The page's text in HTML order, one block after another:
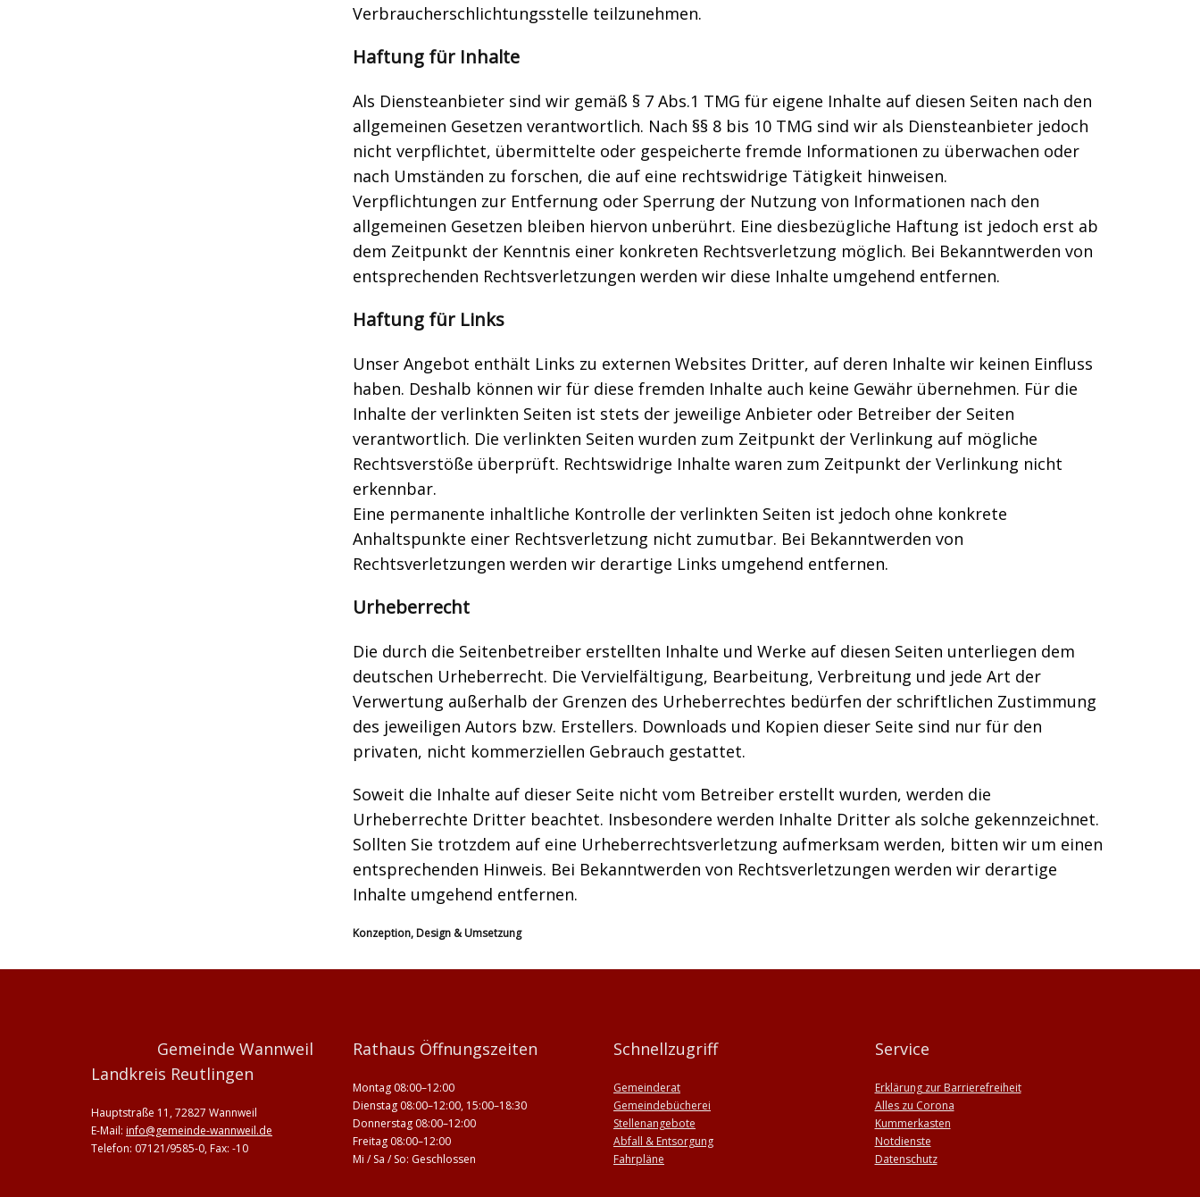
Verbraucherschlichtungsstelle teilzunehmen.
Haftung für Inhalte
Als Diensteanbieter sind wir gemäß § 7 Abs.1 TMG für eigene Inhalte auf diesen Seiten nach den
allgemeinen Gesetzen verantwortlich. Nach §§ 8 bis 10 TMG sind wir als Diensteanbieter jedoch
nicht verpflichtet, übermittelte oder gespeicherte fremde Informationen zu überwachen oder
nach Umständen zu forschen, die auf eine rechtswidrige Tätigkeit hinweisen.
Verpflichtungen zur Entfernung oder Sperrung der Nutzung von Informationen nach den
allgemeinen Gesetzen bleiben hiervon unberührt. Eine diesbezügliche Haftung ist jedoch erst ab
dem Zeitpunkt der Kenntnis einer konkreten Rechtsverletzung möglich. Bei Bekanntwerden von
entsprechenden Rechtsverletzungen werden wir diese Inhalte umgehend entfernen.
Haftung für Links
Unser Angebot enthält Links zu externen Websites Dritter, auf deren Inhalte wir keinen Einfluss
haben. Deshalb können wir für diese fremden Inhalte auch keine Gewähr übernehmen. Für die
Inhalte der verlinkten Seiten ist stets der jeweilige Anbieter oder Betreiber der Seiten
verantwortlich. Die verlinkten Seiten wurden zum Zeitpunkt der Verlinkung auf mögliche
Rechtsverstöße überprüft. Rechtswidrige Inhalte waren zum Zeitpunkt der Verlinkung nicht
erkennbar.
Eine permanente inhaltliche Kontrolle der verlinkten Seiten ist jedoch ohne konkrete
Anhaltspunkte einer Rechtsverletzung nicht zumutbar. Bei Bekanntwerden von
Rechtsverletzungen werden wir derartige Links umgehend entfernen.
Urheberrecht
Die durch die Seitenbetreiber erstellten Inhalte und Werke auf diesen Seiten unterliegen dem
deutschen Urheberrecht. Die Vervielfältigung, Bearbeitung, Verbreitung und jede Art der
Verwertung außerhalb der Grenzen des Urheberrechtes bedürfen der schriftlichen Zustimmung
des jeweiligen Autors bzw. Erstellers. Downloads und Kopien dieser Seite sind nur für den
privaten, nicht kommerziellen Gebrauch gestattet.
Soweit die Inhalte auf dieser Seite nicht vom Betreiber erstellt wurden, werden die
Urheberrechte Dritter beachtet. Insbesondere werden Inhalte Dritter als solche gekennzeichnet.
Sollten Sie trotzdem auf eine Urheberrechtsverletzung aufmerksam werden, bitten wir um einen
entsprechenden Hinweis. Bei Bekanntwerden von Rechtsverletzungen werden wir derartige
Inhalte umgehend entfernen.
Konzeption, Design & Umsetzung
Gemeinde Wannweil
Landkreis Reutlingen
Hauptstraße 11, 72827 Wannweil
E-Mail: info@gemeinde-wannweil.de
Telefon: 07121/9585-0, Fax: -10
Rathaus Öffnungszeiten
Montag 08:00–12:00
Dienstag 08:00–12:00, 15:00–18:30
Donnerstag 08:00–12:00
Freitag 08:00–12:00
Mi / Sa / So: Geschlossen
Schnellzugriff
Gemeinderat
Gemeindebücherei
Stellenangebote
Abfall & Entsorgung
Fahrpläne
Service
Erklärung zur Barrierefreiheit
Alles zu Corona
Kummerkasten
Notdienste
Datenschutz